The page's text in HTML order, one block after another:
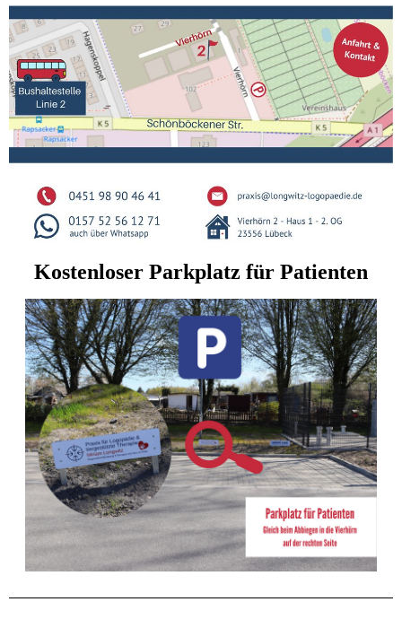
Kostenloser Parkplatz für Patienten